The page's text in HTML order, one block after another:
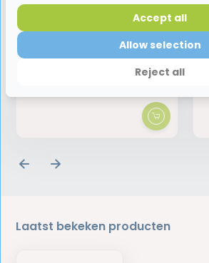
Curaprox CS 5460 Ortho
Ultra Soft Tandenborstel
Laatst bekeken producten
Reject all
Allow selection
Accept all